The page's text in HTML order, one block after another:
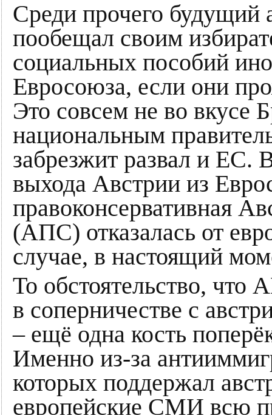
Среди прочего будущий
пообещал своим
социальных пособий
Евросоюза, если они
Это совсем не во вкусе
национальным
забрезжит развал и ЕС.
выхода Австрии из
правоконсервативная
(АПС) отказалась от
случае, в настоящий
То обстоятельство, что
в соперничестве с
– ещё одна кость
Именно из-за
которых поддержал
европейские СМИ всю